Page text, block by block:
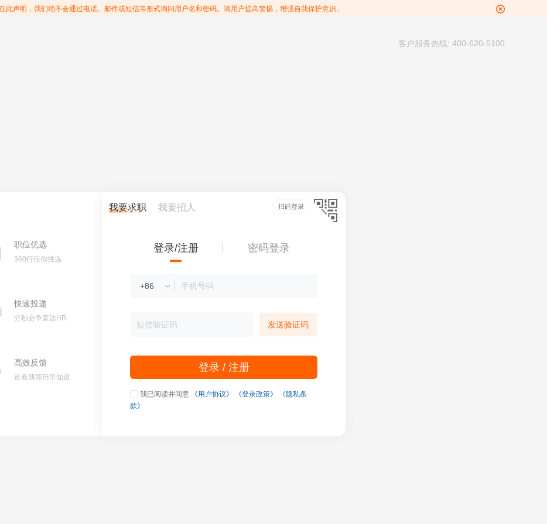
声明，我们绝不会通过电话、邮件或短信等形式询问用户名和密码。请用户提高警惕，增强自我保护意识。
客户服务热线: 400-620-5100
职位优选
360行任你挑选
快速投递
分秒必争直达HR
高效反馈
谁看我简历早知道
我要求职 我要招人
登录/注册 密码登录
发送验证码
登录 / 注册
我已阅读并同意 《用户协议》 《登录政策》
《隐私条
款》